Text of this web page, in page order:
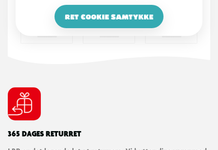
RET COOKIE SAMTYKKE
365 DAGES RETURRET